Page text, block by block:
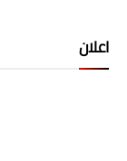
اعلان